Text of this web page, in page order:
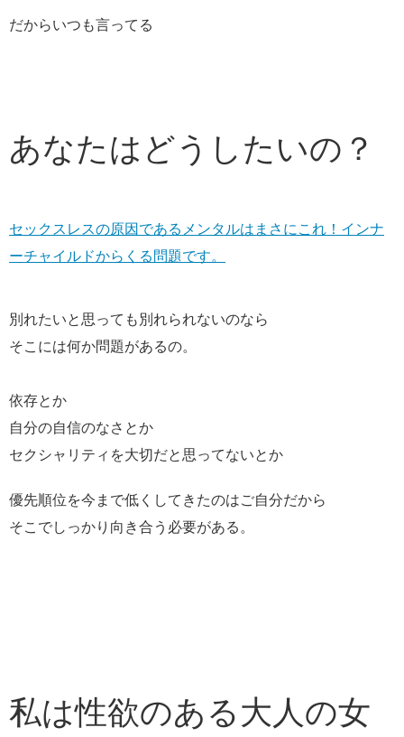
だからいつも言ってる
あなたはどうしたいの？
セックスレスの原因であるメンタルはまさにこれ！インナ
ーチャイルドからくる問題です。
別れたいと思っても別れられないのなら
そこには何か問題があるの。
依存とか
自分の自信のなさとか
セクシャリティを大切だと思ってないとか
優先順位を今まで低くしてきたのはご自分だから
そこでしっかり向き合う必要がある。
私は性欲のある大人の女